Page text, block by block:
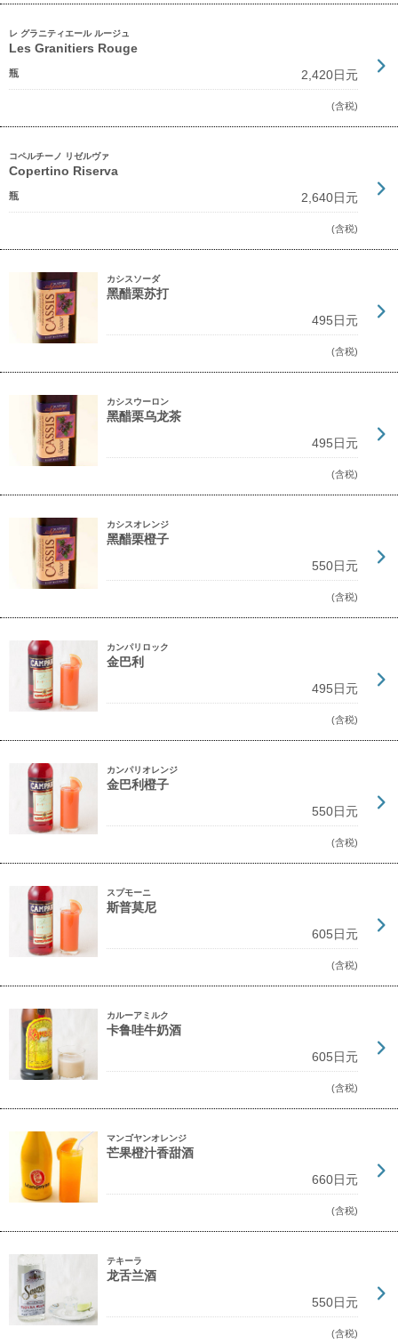
レ グラニティエール ルージュ
Les Granitiers Rouge
瓶 2,420日元
(含税)
コペルチーノ リゼルヴァ
Copertino Riserva
瓶 2,640日元
(含税)
カシスソーダ
黑醋栗苏打
495日元
(含税)
カシスウーロン
黑醋栗乌龙茶
495日元
(含税)
カシスオレンジ
黑醋栗橙子
550日元
(含税)
カンパリロック
金巴利
495日元
(含税)
カンパリオレンジ
金巴利橙子
550日元
(含税)
スプモーニ
斯普莫尼
605日元
(含税)
カルーアミルク
卡鲁哇牛奶酒
605日元
(含税)
マンゴヤンオレンジ
芒果橙汁香甜酒
660日元
(含税)
テキーラ
龙舌兰酒
550日元
(含税)